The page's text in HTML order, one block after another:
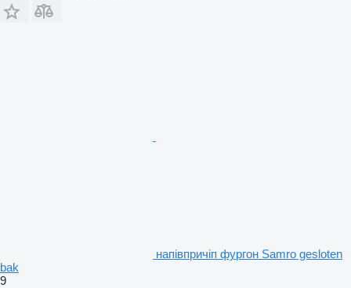
напівпричіп фургон Samro gesloten
bak
9